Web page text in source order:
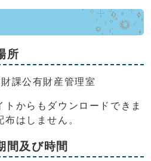
所
課公有財産管理室
トからもダウンロードできま
はしません。
間及び時間